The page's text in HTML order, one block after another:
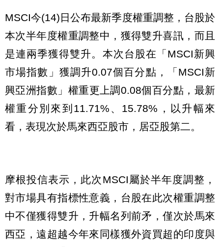
MSCI今(14)日公布最新季度權重調整，台股於
本次半年度權重調整中，獲得雙升喜訊，而且
是連兩季獲得雙升。本次台股在「MSCI新興
市場指數」獲調升0.07個百分點，「MSCI新
興亞洲指數」權重更上調0.08個百分點，最新
權重分別來到11.71%、15.78%，以升幅來
看，表現次於馬來西亞股市，居亞股第二。
摩根投信表示，此次MSCI屬於半年度調整，
對市場具有指標性意義，台股在此次權重調整
中不僅獲得雙升，升幅名列前矛，僅次於馬來
西亞，遠超越今年來同樣獲外資買超的印度與